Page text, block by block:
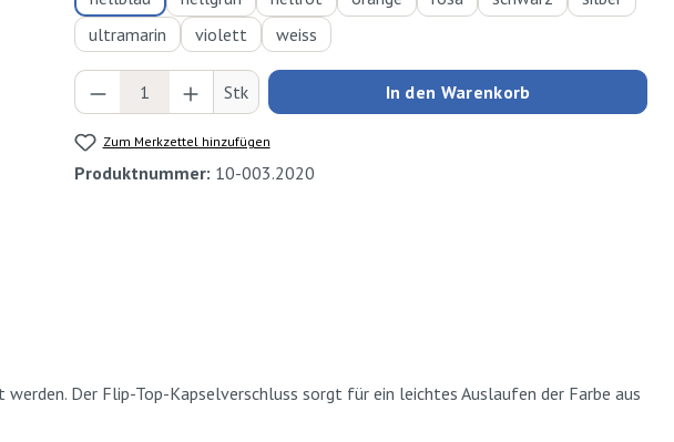
ultramarin
violett weiss
Produkt Anzahl: Gib den gewünschten Wert ein
Stk In den Warenkorb
Zum Merkzettel hinzufügen
Produktnummer: 10-003.2020
Der Flip-Top-Kapselverschluss sorgt für ein leichtes Auslaufen der Farbe aus